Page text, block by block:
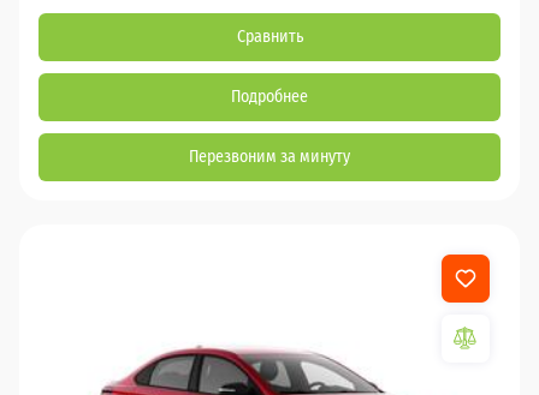
Сравнить
Подробнее
Перезвоним за минуту